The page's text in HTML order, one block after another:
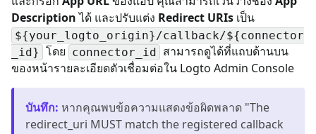
Descriptionได้ และปรับแต่ง Redirect URIs เป็น
${your_logto_origin}/callback/${connector
_id} โดย connector_id สามารถดูได้ที่แถบด้านบน
ของหน้ารายละเอียดตัวเชื่อมต่อใน Logto Admin Console
บันทึก: หากคุณพบข้อความแสดงข้อผิดพลาด "The
redirect_uri MUST match the registered callback